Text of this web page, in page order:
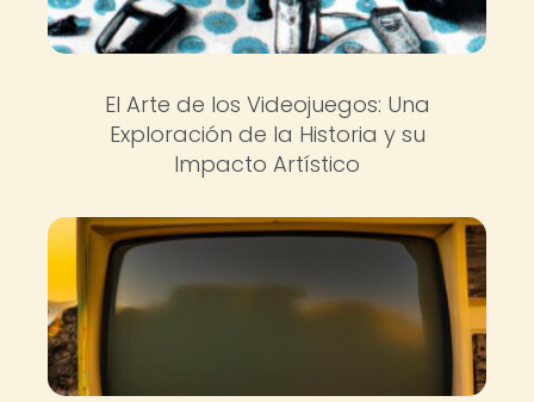
El Arte de los Videojuegos: Una
Exploración de la Historia y su
Impacto Artístico